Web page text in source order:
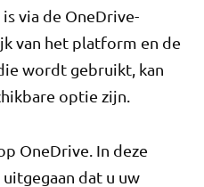
via de OneDrive-
van het platform en de
wordt gebruikt, kan
optie zijn.
OneDrive. In deze
dat u uw